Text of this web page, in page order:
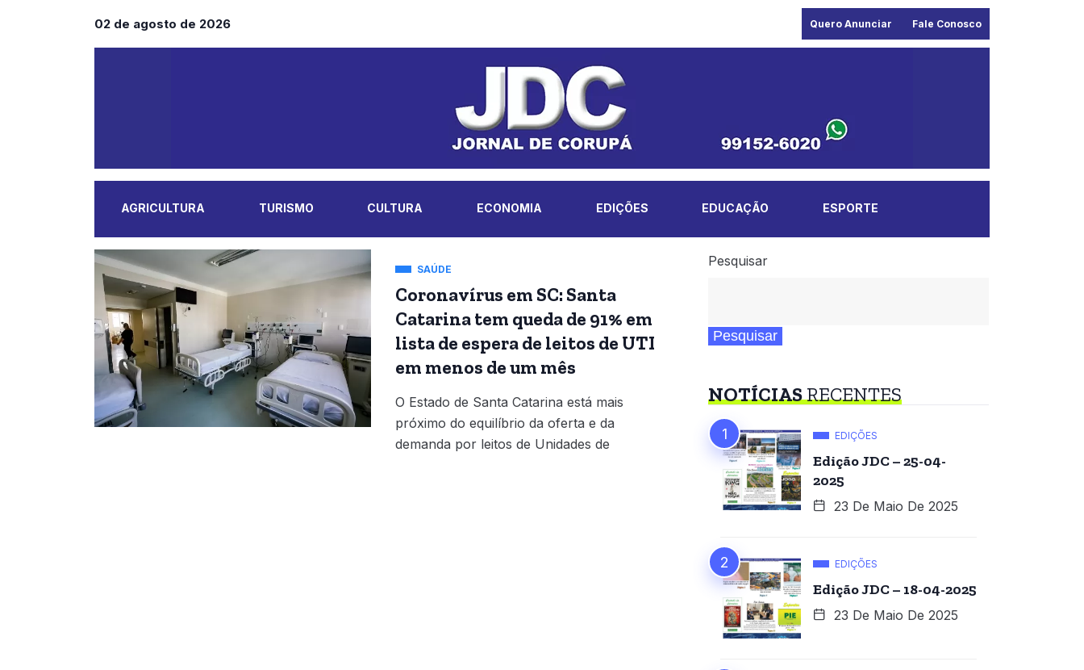
02 de agosto de 2026 Quero Anunciar Fale Conosco
AGRICULTURA TURISMO CULTURA ECONOMIA EDIÇÕES EDUCAÇÃO ESPORTE
MAIS SAÚDE
Coronavírus em SC: Santa
Catarina tem queda de 91% em
lista de espera de leitos de UTI
em menos de um mês
O Estado de Santa Catarina está mais
próximo do equilíbrio da oferta e da
demanda por leitos de Unidades de
Pesquisar
Pesquisar
NOTÍCIASRECENTES
EDIÇÕES
Edição JDC – 25-04-
2025
23 De Maio De 2025
EDIÇÕES
Edição JDC – 18-04-2025
23 De Maio De 2025